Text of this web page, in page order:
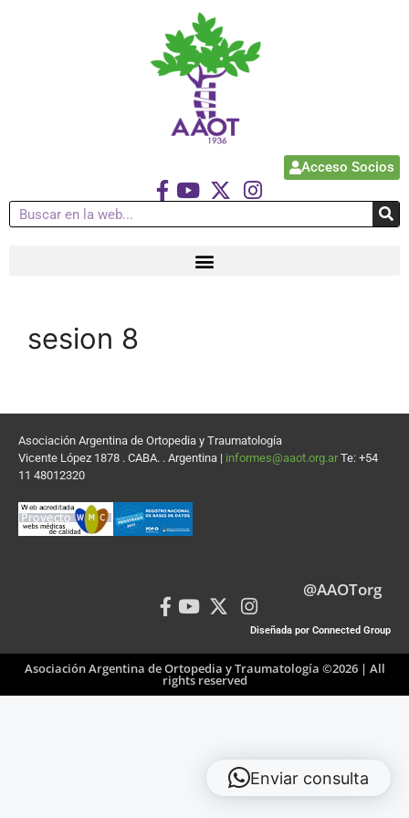
Acceso Socios
sesion 8
Asociación Argentina de Ortopedia y Traumatología
Vicente López 1878 . CABA. . Argentina | informes@aaot.org.ar Te: +54
11 48012320
@AAOTorg
Diseñada por Connected Group
Asociación Argentina de Ortopedia y Traumatología ©2026 | All
rights reserved
Enviar consulta